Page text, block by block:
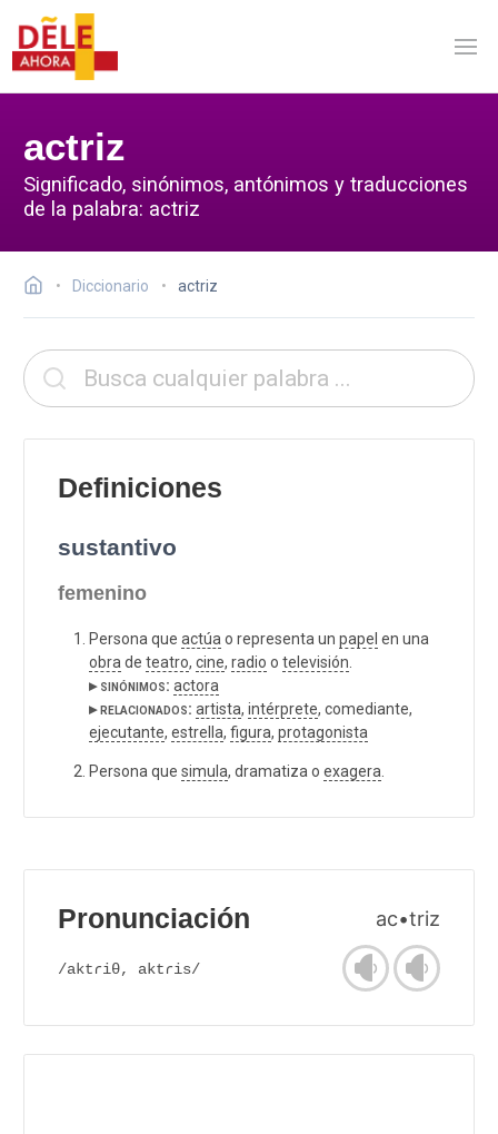
actriz
Significado, sinónimos, antónimos y traducciones
de la palabra: actriz
Diccionario actriz
Definiciones
sustantivo
femenino
Persona que actúa o representa un papel en una
obra de teatro, cine, radio o televisión
▸ sinónimos: actora
▸ relacionados: artista, intérprete, comediante,
ejecutante, estrella, figura, protagonista
Persona que simula, dramatiza o exagera
Pronunciación ac•triz
/aktɾiθ, aktɾis/